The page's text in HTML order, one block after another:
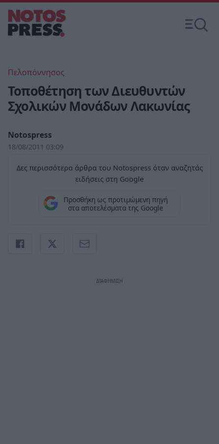
Πελοπόννησος
Τοποθέτηση των Διευθυντών
Σχολικών Μονάδων Λακωνίας
Notospress
18/08/2011 03:09
Δες περισσότερα άρθρα του Notospress όταν αναζητάς
ειδήσεις στη Google
Προσθήκη ως προτιμώμενη πηγή
στα αποτελέσματα της Google